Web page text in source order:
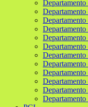
Departamento
Departamento